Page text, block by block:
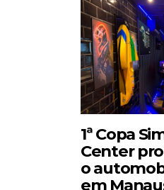
1ª Copa
Center
o
em